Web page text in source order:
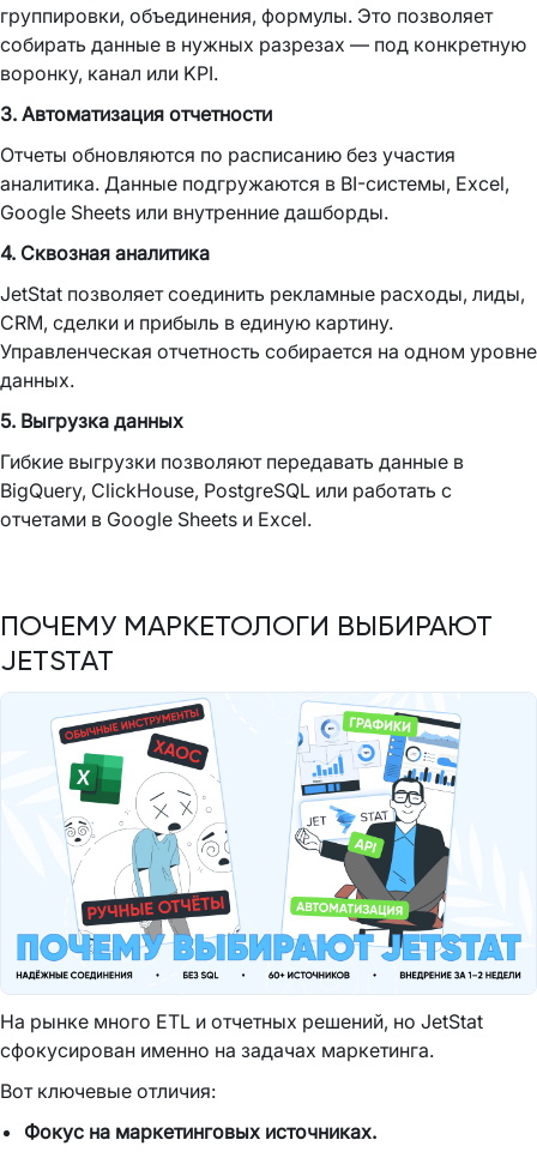
группировки, объединения, формулы. Это позволяет
собирать данные в нужных разрезах — под конкретную
воронку, канал или KPI.
3. Автоматизация отчетности
Отчеты обновляются по расписанию без участия
аналитика. Данные подгружаются в BI-системы, Excel,
Google Sheets или внутренние дашборды.
4. Сквозная аналитика
JetStat позволяет соединить рекламные расходы, лиды,
CRM, сделки и прибыль в единую картину.
Управленческая отчетность собирается на одном уровне
данных.
5. Выгрузка данных
Гибкие выгрузки позволяют передавать данные в
BigQuery, ClickHouse, PostgreSQL или работать с
отчетами в Google Sheets и Excel.
ПОЧЕМУ МАРКЕТОЛОГИ ВЫБИРАЮТ
JETSTAT
На рынке много ETL и отчетных решений, но JetStat
сфокусирован именно на задачах маркетинга.
Вот ключевые отличия:
Фокус на маркетинговых источниках.